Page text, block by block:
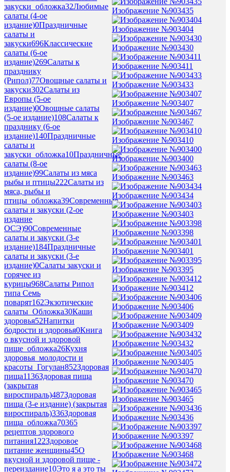
закуски_обложка32Любимые
салаты (4-ое
издание)0Праздничные
салаты и
закуски696Классические
салаты (6-ое
издание)269Салаты к
празднику
(Рипол)77Овощные салаты и
закуски302Салаты из
Европы (5-ое
издание)0Овощные салаты
(5-ое издание)108Салаты к
празднику (6-ое
издание)140Праздничные
салаты и
закуски_обложка10Праздничные
салаты (8-ое
издание)99Салаты из мяса
рыбы и птицы222Салаты из
мяса, рыбы и
птицы_обложка39Современные
салаты и закуски (2-ое
издание
ОСЭ)90Современные
салаты и закуски (3-е
издание)184Праздничные
салаты и закуски (3-е
издание)0Салаты закуски и
горячее из
курицы968Салаты Рипол
типа Семь
поварят162Экзотические
салаты_Обложка30Каши
здоровья52Напитки
бодрости и здоровья0Книга
о вкусной и здоровой
пище_обложка26Кухня
здоровья_молодости и
красоты_Гогулан852Здоровая
пища1136Здоровая пища
(закрытая
вироспираль)487Здоровая
пища (3-е издание) (закрытая
вироспираль)336Здоровая
пища_обложка70365
рецептов здорового
питания122Здоровое
питание женщины45О
вкусной и здоровой пище -
переиздание10Это я а это ты
Изображение №903435
Изображение №903404
Изображение №903430
Изображение №903411
Изображение №903433
Изображение №903407
Изображение №903467
Изображение №903410
Изображение №903400
Изображение №903463
Изображение №903434
Изображение №903403
Изображение №903398
Изображение №903401
Изображение №903395
Изображение №903412
Изображение №903406
Изображение №903409
Изображение №903432
Изображение №903405
Изображение №903470
Изображение №903465
Изображение №903436
Изображение №903397
Изображение №903468